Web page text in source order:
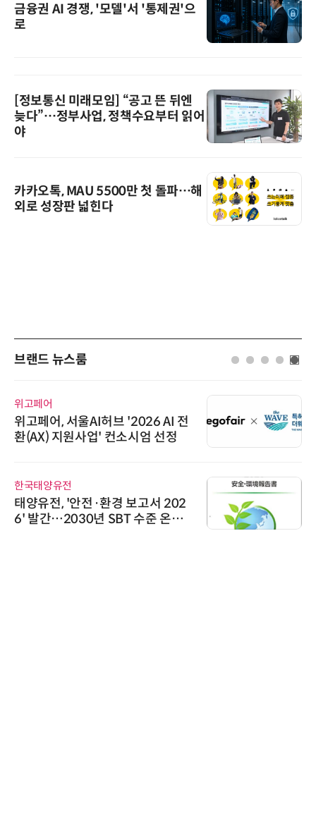
금융권 AI 경쟁, '모델'서 '통제권'으
로
[정보통신 미래모임] “공고 뜬 뒤엔
늦다”…정부사업, 정책수요부터 읽어
야
카카오톡, MAU 5500만 첫 돌파…해
외로 성장판 넓힌다
브랜드 뉴스룸
위고페어
위고페어, 서울AI허브 '2026 AI 전
환(AX) 지원사업' 컨소시엄 선정
한국태양유전
태양유전, '안전·환경 보고서 202
6' 발간…2030년 SBT 수준 온실